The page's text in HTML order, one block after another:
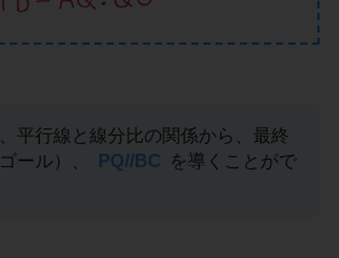
平行線と線分比の関係から、最終
ール）、
PQ//BC を導くことがで